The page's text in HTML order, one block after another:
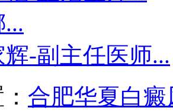
辉-副主任医师...
合肥华夏白癜